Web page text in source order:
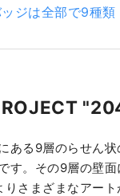
ジは全部で9種類
ある9層のらせん
す。その9層の壁
さまざまなアート